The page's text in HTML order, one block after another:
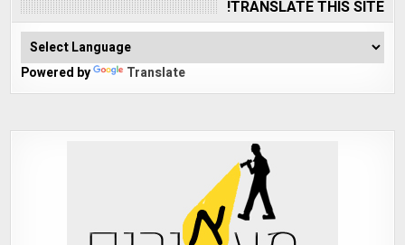
TRANSLATE THIS SITE!
Powered by Translate